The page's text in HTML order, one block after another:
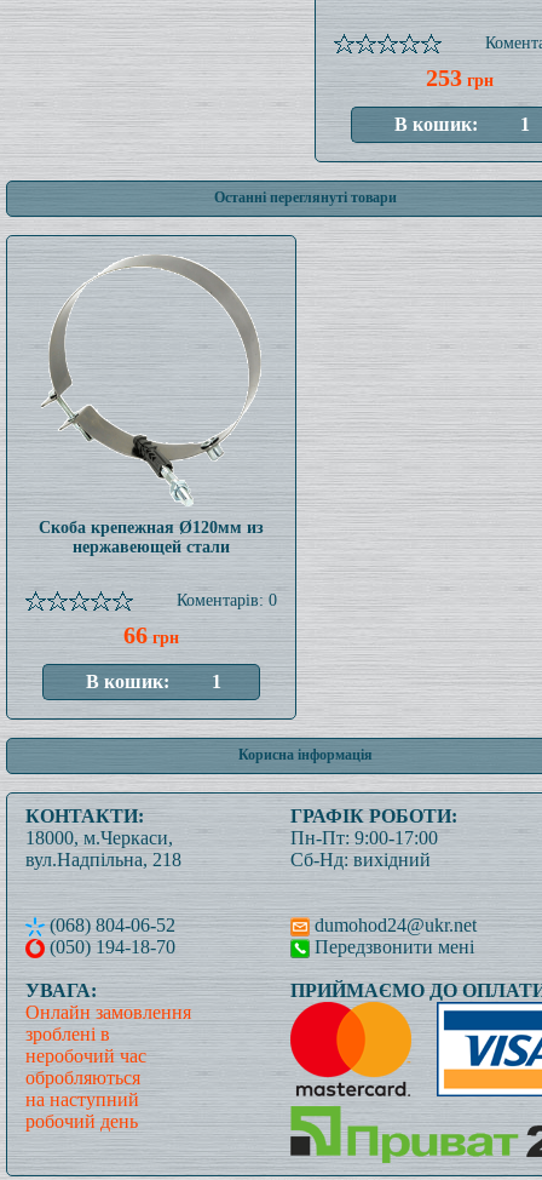
253 грн
Останні переглянуті товари
Скоба крепежная Ø120мм из
нержавеющей стали
Коментарів: 0
66 грн
Корисна інформація
КОНТАКТИ:
18000, м.Черкаси,
вул.Надпільна, 218
(068) 804-06-52
(050) 194-18-70
ГРАФІК РОБОТИ:
Пн-Пт: 9:00-17:00
Сб-Нд: вихідний
dumohod24@ukr.net
Передзвонити мені
УВАГА:
Онлайн замовлення
зроблені в
неробочий час
обробляються
на наступний
робочий день
ПРИЙМАЄМО ДО